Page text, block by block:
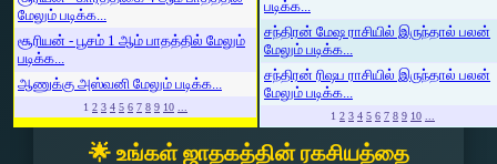
மேலும் படிக்க...
சூரியன் - பூசம் 1 ஆம் பாதத்தில் மேலும்
படிக்க...
ஆணுக்கு அஸ்வனி மேலும் படிக்க...
1 2 3 4 5 6 7 8 9 10 ...
படிக்க...
சந்திரன் மேஷ ராசியில் இருந்தால் பலன்
மேலும் படிக்க...
சந்திரன் ரிஷப ராசியில் இருந்தால் பலன்
மேலும் படிக்க...
1 2 3 4 5 6 7 8 9 10 ...
🌟 உங்கள் ஜாதகத்தின் ரகசியத்தை